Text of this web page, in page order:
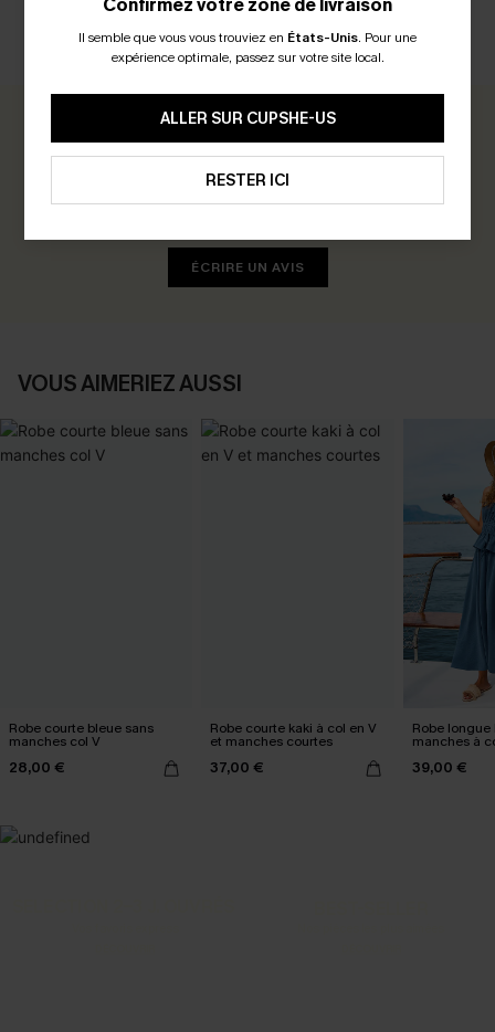
AVIS CLIENTS
Soyez le Premier à Donner Votre Avis
ÉCRIRE UN AVIS
VOUS AIMERIEZ AUSSI
Robe courte bleue sans
manches col V
28,00 €
Robe courte kaki à col en V
et manches courtes
37,00 €
Robe longue
manches à
39,00 €
Il semble que vous vous trouviez en États-Unis. Pour une
expérience optimale, passez sur votre site local.
ALLER SUR CUPSHE-US
RESTER ICI